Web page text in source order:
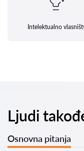
Intelektualno
Ljudi
Osnovna pitanja